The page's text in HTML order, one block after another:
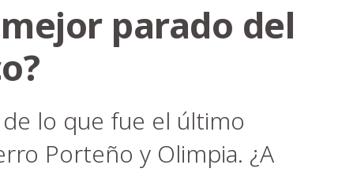
parado del
lo que fue el último
Porteño y Olimpia. ¿A